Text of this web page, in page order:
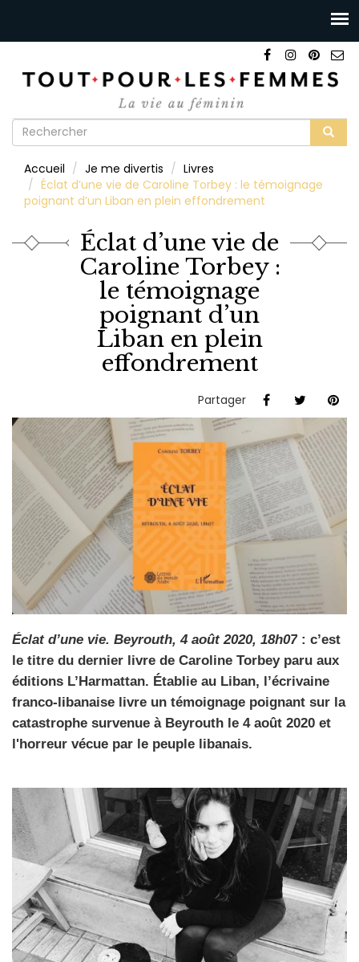
Formulaire
recherche
Accueil Je me divertis
Livres
Éclat d’une vie de Caroline Torbey : le témoignage
poignant d’un Liban en plein effondrement
Éclat d’une vie de
Caroline Torbey :
le témoignage
poignant d’un
Liban en plein
effondrement
Partager
Éclat d’une vie. Beyrouth, 4 août 2020, 18h07 : c’est
le titre du dernier livre de Caroline Torbey paru aux
éditions L’Harmattan. Établie au Liban, l’écrivaine
franco-libanaise livre un témoignage poignant sur la
catastrophe survenue à Beyrouth le 4 août 2020 et
l'horreur vécue par le peuple libanais.